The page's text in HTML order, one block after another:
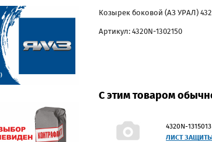
Козырек боковой (АЗ УРАЛ)
Артикул: 4320N-1302150
С этим товаром
4320N-1315013
ЛИСТ ЗАЩИТЫ